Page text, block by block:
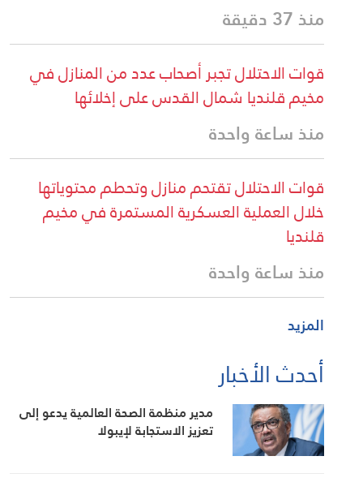
منذ 37 دقيقة
قوات الاحتلال تجبر أصحاب عدد من المنازل في
مخيم قلنديا شمال القدس على إخلائها
منذ ساعة واحدة
قوات الاحتلال تقتحم منازل وتحطم محتوياتها
خلال العملية العسكرية المستمرة في مخيم
قلنديا
منذ ساعة واحدة
المزيد
أحدث الأخبار
مدير منظمة الصحة العالمية يدعو إلى
تعزيز الاستجابة لإيبولا